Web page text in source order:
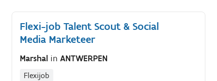
Infosessies geven voor kandidaten of teams
Administratie & planning.
Flexi-job Talent Scout & Social
Media Marketeer
Marshal in ANTWERPEN
Flexijob